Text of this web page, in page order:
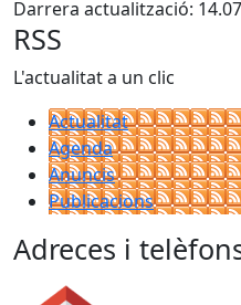
Darrera actualització:
RSS
L'actualitat a un clic
Actualitat
Agenda
Anuncis
Publicacions
Adreces i